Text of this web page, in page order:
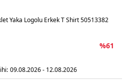
Yaka Logolu Erkek T Shirt 50513382
%61
09.08.2026 - 12.08.2026